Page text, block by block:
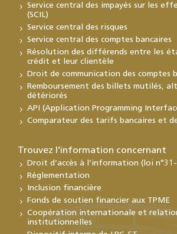
Service central des impayés sur les
(SCIL)
Service central des risques
Service central des comptes bancaires
Résolution des différends entre les
crédit et leur clientèle
Droit de communication des comptes
Remboursement des billets mutilés,
détériorés
API (Application Programming
Comparateur des tarifs bancaires et
Trouvez l’information concernant
Droit d’accès à l’information (loi
Réglementation
Inclusion financière
Fonds de soutien financier aux TPME
Coopération internationale et
institutionnelles